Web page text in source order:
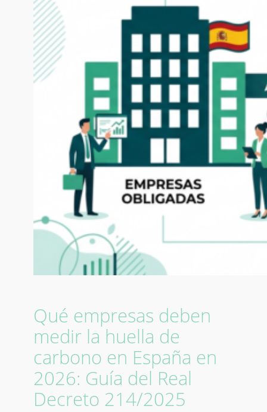
Qué empresas deben
medir la huella de
carbono en España en
2026: Guía del Real
Decreto 214/2025